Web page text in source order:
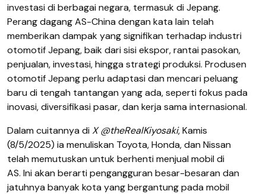
investasi di berbagai negara, termasuk di Jepang.
Perang dagang AS-China dengan kata lain telah
memberikan dampak yang signifikan terhadap industri
otomotif Jepang, baik dari sisi ekspor, rantai pasokan,
penjualan, investasi, hingga strategi produksi. Produsen
otomotif Jepang perlu adaptasi dan mencari peluang
baru di tengah tantangan yang ada, seperti fokus pada
inovasi, diversifikasi pasar, dan kerja sama internasional.
Dalam cuitannya di X @theRealKiyosaki, Kamis
(8/5/2025) ia menuliskan Toyota, Honda, dan Nissan
telah memutuskan untuk berhenti menjual mobil di
AS. Ini akan berarti pengangguran besar-besaran dan
jatuhnya banyak kota yang bergantung pada mobil